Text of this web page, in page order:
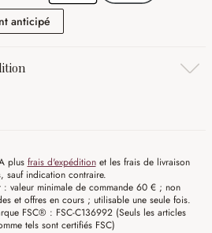
anticipé
plus frais d'expéditionet les frais de livraison
sauf indication contraire.
: valeur minimale de commande 60 € ; non
et offres en cours ; utilisable une seule fois.
FSC® : FSC-C136992 (Seuls les articles
tels sont certifiés FSC)